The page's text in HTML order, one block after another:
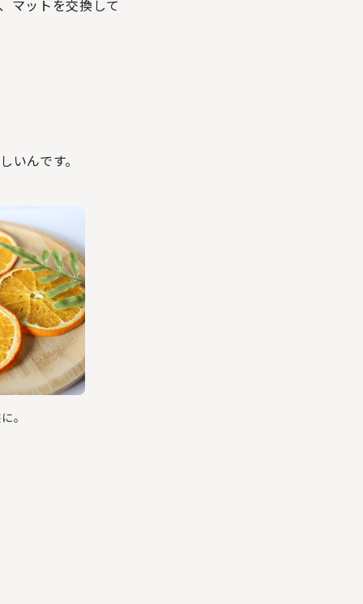
マットを交換して
んです。
。